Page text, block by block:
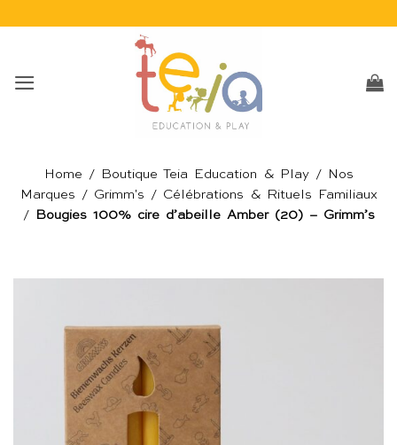
Home / Boutique Teia Education & Play/
Nos
Marques / Grimm's /
Célébrations & Rituels Familiaux
/
Bougies 100% cire d’abeille Amber (20) – Grimm’s